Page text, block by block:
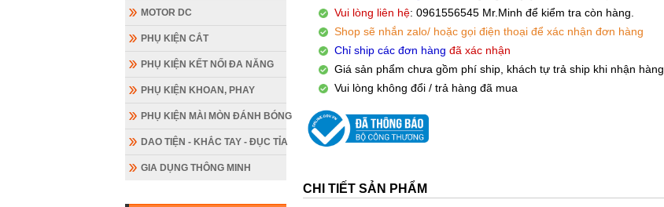
MOTOR DC
PHỤ KIỆN CẮT
PHỤ KIỆN KẾT NỐI ĐA NĂNG
PHỤ KIỆN KHOAN, PHAY
PHỤ KIỆN MÀI MÒN ĐÁNH BÓNG
DAO TIỆN - KHẮC TAY - ĐỤC TỈA
GIA DỤNG THÔNG MINH
Vui lòng liên hệ: 0961556545 Mr.Minh để kiểm tra còn hàng.
Shop sẽ nhắn zalo/ hoặc gọi điện thoại để xác nhận đơn hàng
Chỉ ship các đơn hàng đã xác nhận
Giá sản phẩm chưa gồm phí ship, khách tự trả ship khi nhận hàng
Vui lòng không đổi / trả hàng đã mua
CHI TIẾT SẢN PHẨM